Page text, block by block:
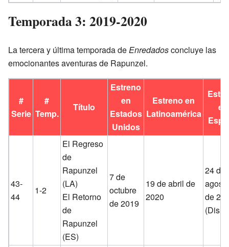
Temporada 3: 2019-2020
La tercera y última temporada deEnredadosconcluye las
emocionantes aventuras de Rapunzel.
#
Serie
#
Temp.
Título
Estreno
en
Estados
Unidos
Estreno en
Latinoamérica
en
43-
44
1-2
El Regreso
de
Rapunzel
(LA)
El Retorno
de
Rapunzel
(ES)
7 de
octubre
de 2019
19 de abril de
2020
24 de
de